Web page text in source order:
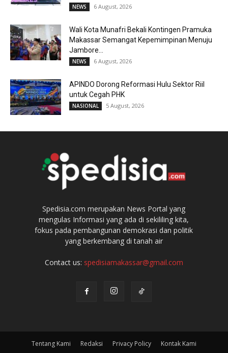
NEWS 6 August, 2026
Wali Kota Munafri Bekali Kontingen Pramuka
Makassar Semangat Kepemimpinan Menuju
Jambore...
NEWS 6 August, 2026
APINDO Dorong Reformasi Hulu Sektor Riil
untuk Cegah PHK
NASIONAL 5 August, 2026
Spedisia.com merupakan News Portal yang
mengulas Informasi yang ada di sekililing kita,
fokus pada pembangunan demokrasi dan politik
yang berkembang di tanah air
Contact us: spedisiamakassar@gmail.com
Tentang Kami Redaksi Privacy Policy Kontak Kami